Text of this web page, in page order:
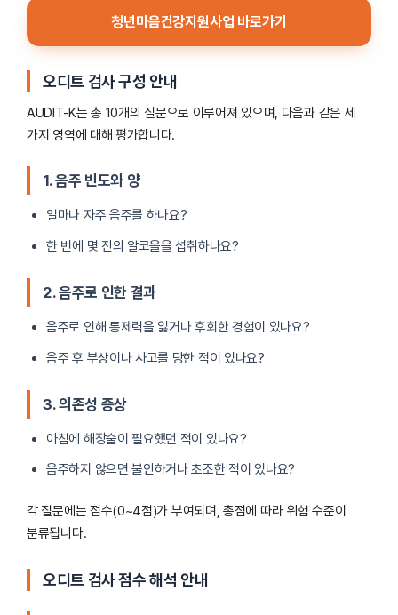
청년마음건강지원사업 바로가기
오디트 검사 구성 안내
AUDIT-K는 총 10개의 질문으로 이루어져 있으며, 다음과 같은 세
가지 영역에 대해 평가합니다.
1. 음주 빈도와 양
얼마나 자주 음주를 하나요?
한 번에 몇 잔의 알코올을 섭취하나요?
2. 음주로 인한 결과
음주로 인해 통제력을 잃거나 후회한 경험이 있나요?
음주 후 부상이나 사고를 당한 적이 있나요?
3. 의존성 증상
아침에 해장술이 필요했던 적이 있나요?
음주하지 않으면 불안하거나 초조한 적이 있나요?
각 질문에는 점수(0~4점)가 부여되며, 총점에 따라 위험 수준이
분류됩니다.
오디트 검사 점수 해석 안내